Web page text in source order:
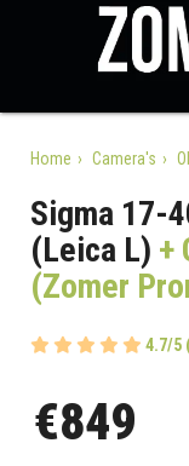
Home Camera's
Sigma 17-
(Leica L) +
(Zomer
4.7/5
€849